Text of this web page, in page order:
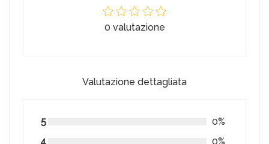
0 valutazione
Valutazione dettagliata
5
0%
4
0%